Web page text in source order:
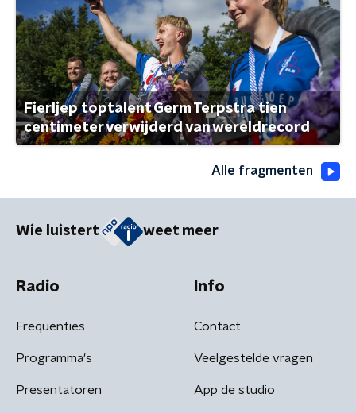
Fierljep toptalent Germ Terpstra tien
centimeter verwijderd van wereldrecord
Alle fragmenten
Wie luistert weet meer
Radio
Frequenties
Programma's
Presentatoren
Info
Contact
Veelgestelde vragen
App de studio